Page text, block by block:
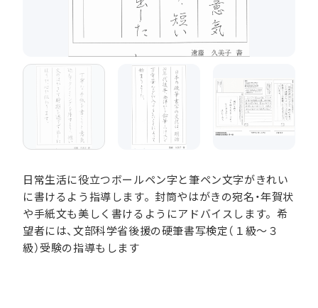
日常生活に役立つボールペン字と筆ペン文字がきれい
に書けるよう指導します。封筒やはがきの宛名・年賀状
や手紙文も美しく書けるようにアドバイスします。希
望者には、文部科学省後援の硬筆書写検定（１級～３
級）受験の指導もします